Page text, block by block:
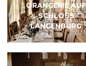
ORANGERIE AUF
SCHLOSS
LANGENBURG